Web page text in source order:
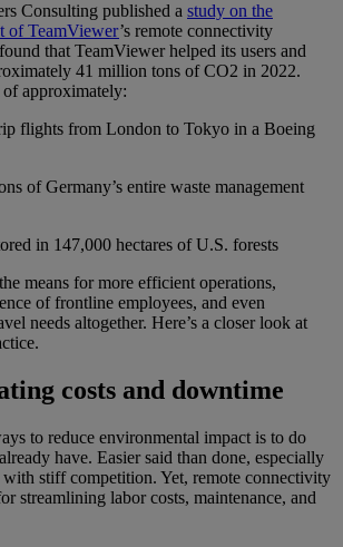
Consulting published a study on the
of TeamViewer’s remote connectivity
that TeamViewer helped its users and
41 million tons of CO2 in 2022.
of approximately:
flights from London to Tokyo in a Boeing
of Germany’s entire waste management
in 147,000 hectares of U.S. forests
means for more efficient operations,
of frontline employees, and even
needs altogether. Here’s a closer look at
costs and downtime
to reduce environmental impact is to do
have. Easier said than done, especially
with stiff competition. Yet, remote connectivity
streamlining labor costs, maintenance, and